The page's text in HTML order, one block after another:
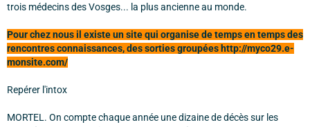
trois médecins des Vosges... la plus ancienne au monde.
Pour chez nous il existe un site qui organise de temps en temps des
rencontres connaissances, des sorties groupées http://myco29.e-
monsite.com/
Repérer l'intox
MORTEL. On compte chaque année une dizaine de décès sur les